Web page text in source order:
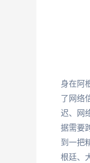
身在阿
了网络
迟、网
据需要
到一把
根廷、